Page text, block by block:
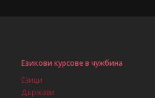
Езикови курсове в чужбина
Езици
Държави